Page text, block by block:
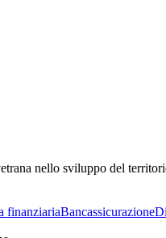
nello sviluppo del
finanziariaBancassicurazione